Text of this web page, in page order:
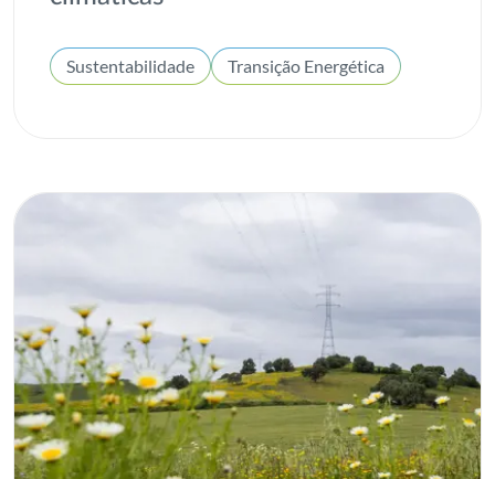
Sustentabilidade Transição Energética